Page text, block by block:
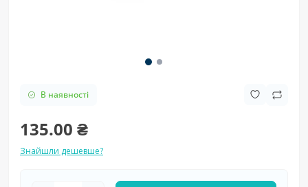
В наявності
135.00 ₴
Знайшли дешевше?